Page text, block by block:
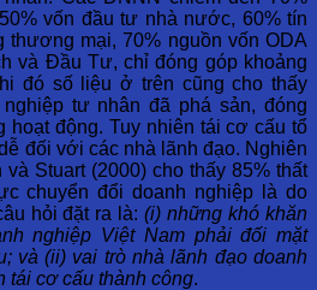
vốn đầu tư nhà nước, 60% tín
thương mại, 70% nguồn vốn ODA
và Đầu Tư, chỉ đóng góp khoảng
đó số liệu ở trên cũng cho thấy
tư nhân đã phá sản, đóng
hoạt động. Tuy nhiên tái cơ cấu tổ
đối với các nhà lãnh đạo. Nghiên
Stuart (2000) cho thấy 85% thất
chuyển đổi doanh nghiệp là do
hỏi đặt ra là:(i) những khó khăn
nghiệp Việt Nam phải đối mặt
và (ii) vai trò nhà lãnh đạo doanh
tái cơ cấu thành công.